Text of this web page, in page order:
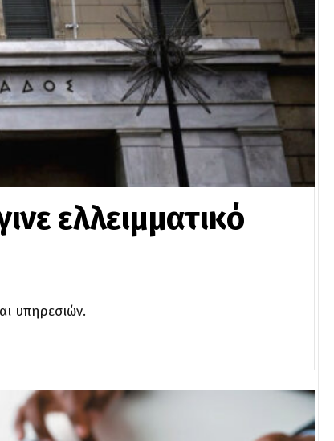
ελλειμματικό
υπηρεσιών.